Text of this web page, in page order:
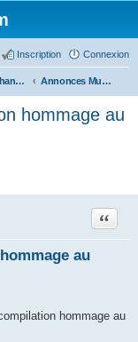
Connexion
Inscription
Ventes/Echanges/Achats/Recherche Annonces Musiciens
hommage au
au
Citer
hommage au